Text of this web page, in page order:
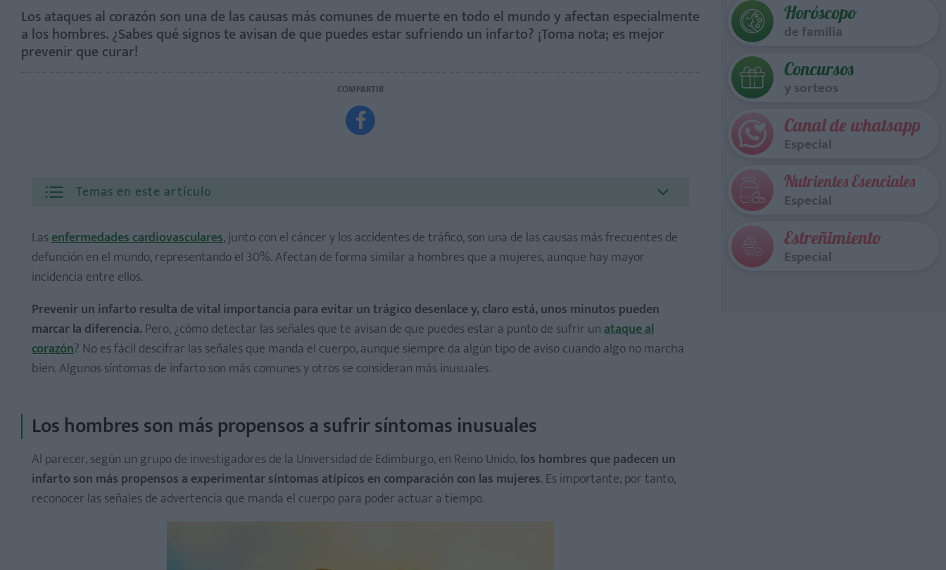
Los ataques al corazón son una de las causas más comunes de muerte en todo el mundo y afectan especialmente
a los hombres. ¿Sabes qué signos te avisan de que puedes estar sufriendo un infarto? ¡Toma nota; es mejor
prevenir que curar!
COMPARTIR

Temas en este artículo
1. Dolor de brazo y hombro
2. Dolor de muelas
3. Sofocos y mareos
6. Dificultad para dormir
7. Cambios en la voz
Lasenfermedades cardiovasculares, junto con el cáncer y los accidentes de tráfico, son una de las causas más frecuentes de
defunción en el mundo, representando el 30%. Afectan de forma similar a hombres que a mujeres, aunque hay mayor
incidencia entre ellos.
Prevenir un infarto resulta de vital importancia para evitar un trágico desenlace y, claro está, unos minutos pueden
marcar la diferencia. Pero, ¿cómo detectar las señales que te avisan de que puedes estar a punto de sufrir unataque al
corazón? No es fácil descifrar las señales que manda el cuerpo, aunque siempre da algún tipo de aviso cuando algo no marcha
bien. Algunos síntomas de infarto son más comunes y otros se consideran más inusuales.
Los hombres son más propensos a sufrir síntomas inusuales
Al parecer, según un grupo de investigadores de la Universidad de Edimburgo, en Reino Unido,los hombres que padecen un
infarto son más propensos a experimentar síntomas atípicos en comparación con las mujeres. Es importante, por tanto,
reconocer las señales de advertencia que manda el cuerpo para poder actuar a tiempo.
Horóscopo
de familia
Concursos
y sorteos
Canal de whatsapp
Especial
Nutrientes Esenciales
Especial
Estreñimiento
Especial